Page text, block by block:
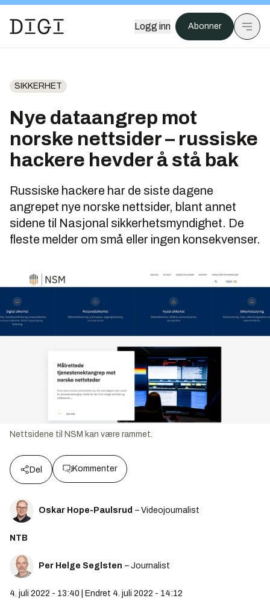
Logg inn Abonner
SIKKERHET
Nye dataangrep mot
norske nettsider – russiske
hackere hevder å stå bak
Russiske hackere har de siste dagene
angrepet nye norske nettsider, blant annet
sidene til Nasjonal sikkerhetsmyndighet. De
fleste melder om små eller ingen konsekvenser.
Nettsidene til NSM kan være rammet.
Del Kommenter
Oskar Hope-Paulsrud – Videojournalist
NTB
Per Helge Seglsten – Journalist
4. juli 2022 - 13:40 | Endret 4. juli 2022 - 14:12